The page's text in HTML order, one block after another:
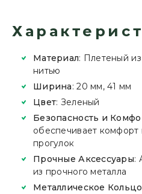
Материал: Плетеный
нитью
Ширина: 20 мм, 41 мм
Цвет: Зеленый
Безопасность и
обеспечивает комфорт
прогулок
Прочные Аксессуары:
из прочного металла
Металлическое Кольцо